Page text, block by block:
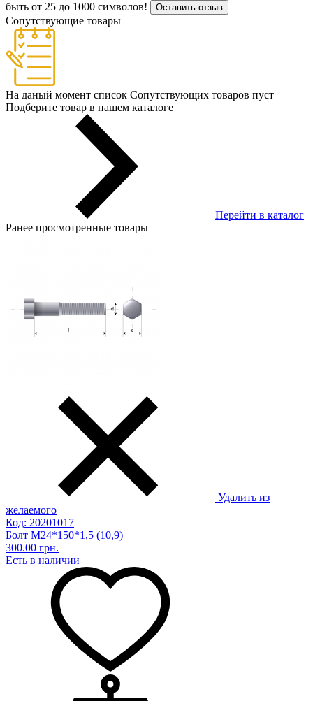
быть от 25 до 1000 символов! Оставить отзыв
Сопутствующие товары
На даный момент список Сопутствующих товаров пуст
Подберите товар в нашем каталоге
Перейти в каталог
Ранее просмотренные товары
Удалить из
желаемого
Код: 20201017
Болт М24*150*1,5 (10,9)
300.00 грн.
Есть в наличии